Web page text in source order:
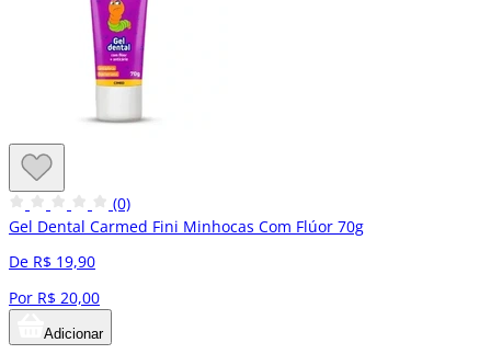
(0)
Gel Dental Carmed Fini Minhocas Com Flúor 70g
De R$ 19,90
Por R$ 20,00
Adicionar